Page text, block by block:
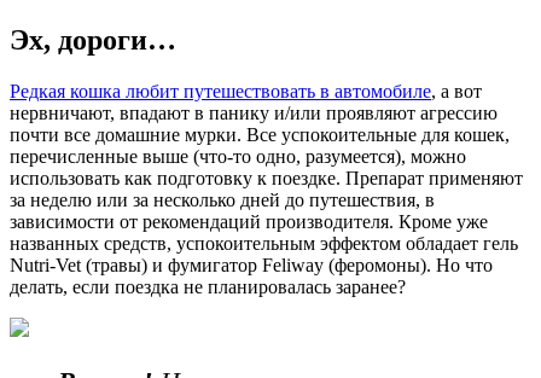
Эх, дороги…
Редкая кошка любит путешествовать в автомобиле, а вот
нервничают, впадают в панику и/или проявляют агрессию
почти все домашние мурки. Все успокоительные для кошек,
перечисленные выше (что-то одно, разумеется), можно
использовать как подготовку к поездке. Препарат применяют
за неделю или за несколько дней до путешествия, в
зависимости от рекомендаций производителя. Кроме уже
названных средств, успокоительным эффектом обладает гель
Nutri-Vet (травы) и фумигатор Feliway (феромоны). Но что
делать, если поездка не планировалась заранее?